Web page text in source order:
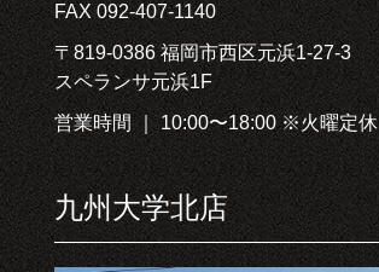
FAX 092-407-1140
〒819-0386 福岡市西区元浜1-27-3
スペランサ元浜1F
営業時間 ｜ 10:00〜18:00 ※火曜定休
九州大学北店